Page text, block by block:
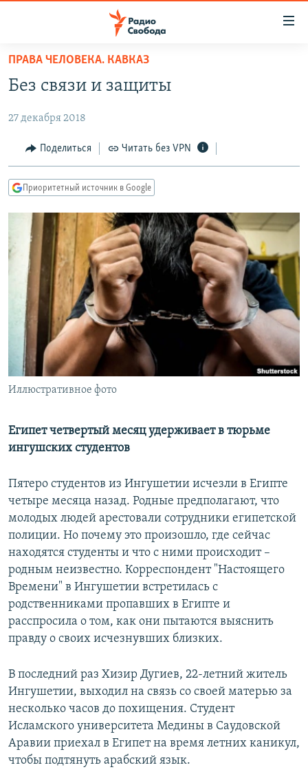
упрощенного
доступа
содержанию
Вернутся
навигации
Вернутся
поиску
АВТОРСКИЕ ПРОЕКТЫ
ЦИТАТЫ СВОБОДЫ
КУЛЬТУРА
IDEL.РЕАЛИИ
КАВКАЗ.РЕАЛИИ
СЕВЕР.РЕАЛИИ
СИБИРЬ.РЕАЛИИ
РАСПИСАНИЕ ВЕЩАНИЯ
ПОДПИШИТЕСЬ НА РАССЫЛКУ
ПРАВА ЧЕЛОВЕКА. КАВКАЗ
Без связи и защиты
27 декабря 2018
Поделиться Читать без VPN
Приоритетный источник в Google
Иллюстративное фото
Египет четвертый месяц удерживает в тюрьме
ингушских студентов
Пятеро студентов из Ингушетии исчезли в Египте
четыре месяца назад. Родные предполагают, что
молодых людей арестовали сотрудники египетской
полиции. Но почему это произошло, где сейчас
находятся студенты и что с ними происходит –
родным неизвестно. Корреспондент "Настоящего
Времени" в Ингушетии встретилась с
родственниками пропавших в Египте и
расспросила о том, как они пытаются выяснить
правду о своих исчезнувших близких.
В последний раз Хизир Дугиев, 22-летний житель
Ингушетии, выходил на связь со своей матерью за
несколько часов до похищения. Студент
Исламского университета Медины в Саудовской
Аравии приехал в Египет на время летних каникул,
чтобы подтянуть арабский язык.